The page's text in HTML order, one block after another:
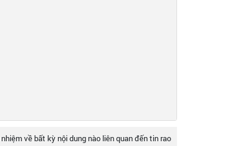
về bất kỳ nội dung nào liên quan đến tin rao